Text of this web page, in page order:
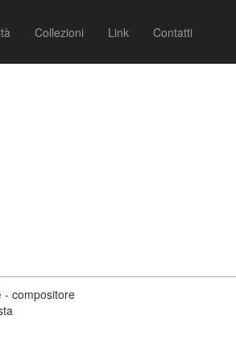
Collezioni Link Contatti
- compositore